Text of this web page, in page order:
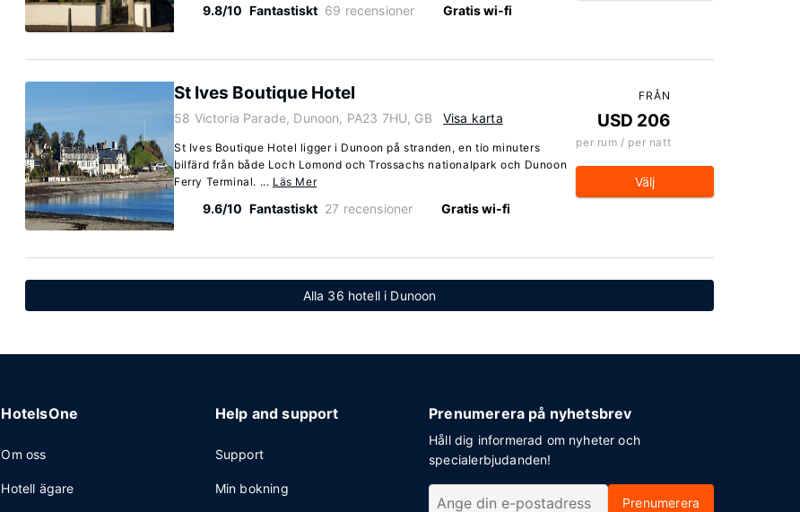
9.8/10 Fantastiskt 69 recensioner Gratis wi-fi
St Ives Boutique Hotel
58 Victoria Parade, Dunoon, PA23 7HU, GB Visa karta
St Ives Boutique Hotel ligger i Dunoon på stranden, en tio minuters
bilfärd från både Loch Lomond och Trossachs nationalpark och Dunoon
Ferry Terminal. ... Läs Mer
9.6/10 Fantastiskt 27 recensioner Gratis wi-fi
FRÅN
USD 206
per rum / per natt
Välj
Alla 36 hotell i Dunoon
HotelsOne
Om oss
Hotell ägare
Help and support
Support
Min bokning
Prenumerera på nyhetsbrev
Håll dig informerad om nyheter och
specialerbjudanden!
Prenumerera